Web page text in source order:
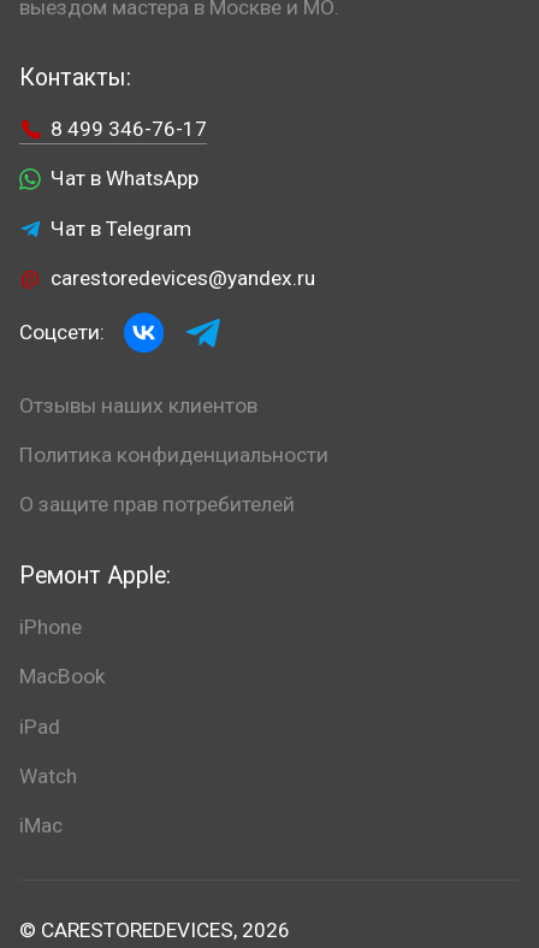
выездом мастера в Москве и МО.
Ремонт Apple:
iPhone
MacBook
iPad
Watch
iMac
Контакты:
8 499 346-76-17
Чат в WhatsApp
Чат в Telegram
carestoredevices@yandex.ru
Соцсети:
Отзывы наших клиентов
Политика конфиденциальности
О защите прав потребителей
© CARESTOREDEVICES, 2026